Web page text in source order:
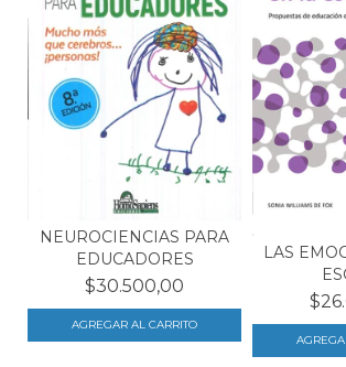
NEUROCIENCIAS PARA
EDUCADORES
$30.500,00
LAS